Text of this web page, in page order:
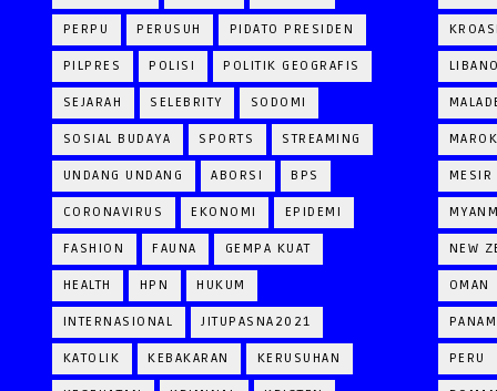
PERPU PERUSUH PIDATO PRESIDEN
PILPRES POLISI POLITIK GEOGRAFIS
SEJARAH SELEBRITY SODOMI
SOSIAL BUDAYA SPORTS STREAMING
UNDANG UNDANG ABORSI BPS
CORONAVIRUS EKONOMI EPIDEMI
FASHION FAUNA GEMPA KUAT
HEALTH HPN HUKUM
INTERNASIONAL JITUPASNA2021
KATOLIK KEBAKARAN KERUSUHAN
MESIR
NEW
OMAN
PERU